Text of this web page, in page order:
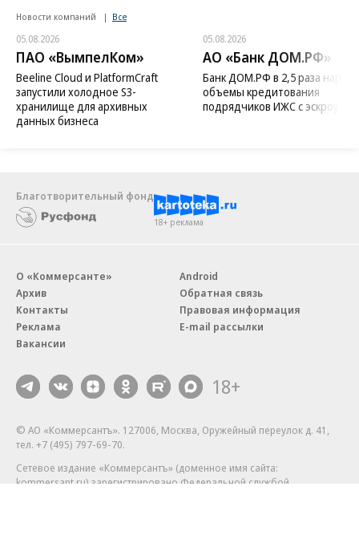
Новости компаний Все
05.08.2026
ПАО «ВымпелКом»
Beeline Cloud и PlatformCraft
запустили холодное S3-
хранилище для архивных
данных бизнеса
05.08.2026
АО «Банк ДОМ.РФ»
Банк ДОМ.РФ в 2,5 раза
объемы кредитования
подрядчиков ИЖС с эскроу
Благотворительный фонд
18+ реклама
О «Коммерсанте»
Архив
Контакты
Реклама
Вакансии
Android
Обратная связь
Правовая информация
E-mail рассылки
18+
© АО «Коммерсантъ». 127006, Москва, Оружейный переулок д. 41,
тел. +7 (495) 797-69-70.
Сетевое издание «Коммерсантъ» (доменное имя сайта:
kommersant.ru) зарегистрировано Федеральной службой